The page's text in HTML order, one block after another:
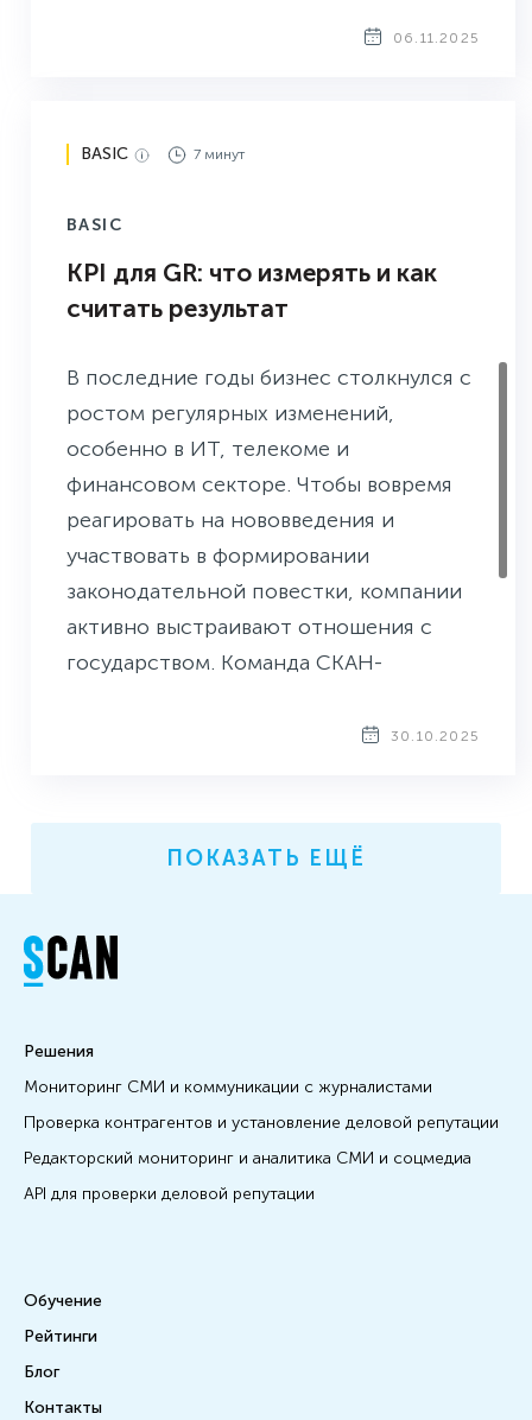
06.11.2025
BASIC 7 минут
BASIC
KPI для GR: что измерять и как
считать результат
В последние годы бизнес столкнулся с
ростом регулярных изменений,
особенно в ИТ, телекоме и
финансовом секторе. Чтобы вовремя
реагировать на нововведения и
участвовать в формировании
законодательной повестки, компании
активно выстраивают отношения с
государством. Команда СКАН-
рассчитать KPI для GR и чем они30.10.2025
ПОКАЗАТЬ ЕЩЁ
Решения
Мониторинг СМИ и коммуникации с журналистами
Проверка контрагентов и установление деловой репутации
Редакторский мониторинг и аналитика СМИ и соцмедиа
API для проверки деловой репутации
Обучение
Рейтинги
Блог
Контакты